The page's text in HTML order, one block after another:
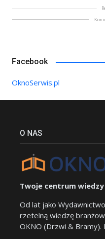
Facebook
OknoSerwis.pl
O NAS
Twoje centrum
Od lat jako
rzetelną wiedzę
OKNO (Drzwi & Bramy).